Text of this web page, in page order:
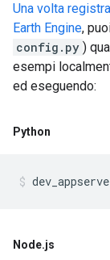
Una volta
Earth Engine,
config.py )
esempi
ed eseguendo:
Python
Node.js